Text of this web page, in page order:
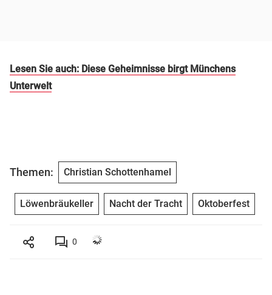
Lesen Sie auch: Diese Geheimnisse birgt Münchens
Unterwelt
Themen: Christian Schottenhamel
Löwenbräukeller Nacht der Tracht Oktoberfest
0